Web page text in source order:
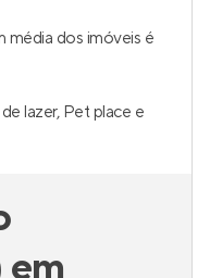
média dos imóveis é
lazer, Pet place e